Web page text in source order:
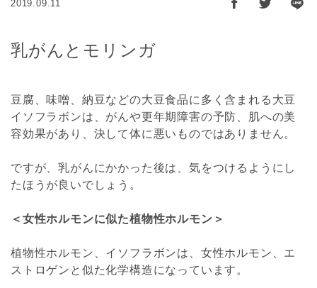
2019.09.11
乳がんとモリンガ
豆腐、味噌、納豆などの大豆食品に多く含まれる大豆
イソフラボンは、がんや更年期障害の予防、肌への美
容効果があり、決して体に悪いものではありません。
ですが、乳がんにかかった後は、気をつけるようにし
たほうが良いでしょう。
＜女性ホルモンに似た植物性ホルモン＞
植物性ホルモン、イソフラボンは、女性ホルモン、エ
ストロゲンと似た化学構造になっています。